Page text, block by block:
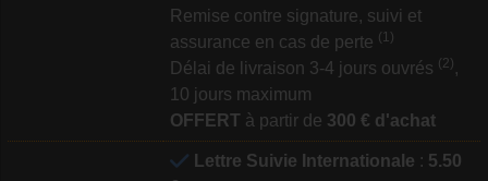
Remise contre signature, suivi et
assurance en cas de perte (1)
Délai de livraison 3-4 jours ouvrés (2) ,
10 jours maximum
OFFERT à partir de 300 € d'achat
Lettre Suivie Internationale : 5.50